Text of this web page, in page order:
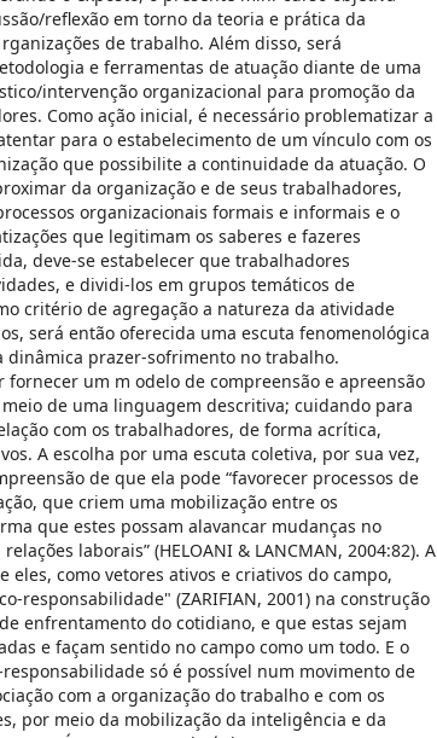
reflexão em torno da teoria e prática da
de trabalho. Além disso, será
e ferramentas de atuação diante de uma
intervenção organizacional para promoção da
Como ação inicial, é necessário problematizar a
para o estabelecimento de um vínculo com os
que possibilite a continuidade da atuação. O
da organização e de seus trabalhadores,
organizacionais formais e informais e o
que legitimam os saberes e fazeres
deve-se estabelecer que trabalhadores
e dividi-los em grupos temáticos de
critério de agregação a natureza da atividade
será então oferecida uma escuta fenomenológica
dinâmica prazer-sofrimento no trabalho.
fornecer um m odelo de compreensão e apreensão
de uma linguagem descritiva; cuidando para
com os trabalhadores, de forma acrítica,
A escolha por uma escuta coletiva, por sua vez,
de que ela pode “favorecer processos de
que criem uma mobilização entre os
que estes possam alavancar mudanças no
laborais” (HELOANI & LANCMAN, 2004:82). A
eles, como vetores ativos e criativos do campo,
responsabilidade" (ZARIFIAN, 2001) na construção
enfrentamento do cotidiano, e que estas sejam
e façam sentido no campo como um todo. E o
só é possível num movimento de
com a organização do trabalho e com os
por meio da mobilização da inteligência e da